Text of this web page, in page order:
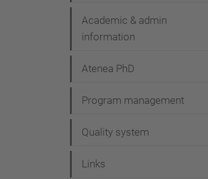
g
t
o
n
Academic & admin
information
Atenea PhD
Program management
Quality system
Links